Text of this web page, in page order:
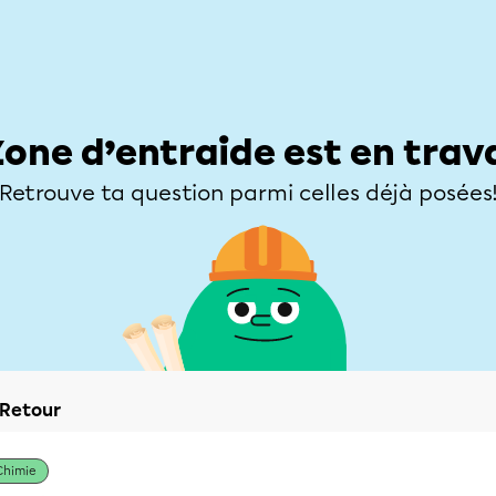
d’entraide est en
Retrouve ta question parmi celles déjà posées!
Retour